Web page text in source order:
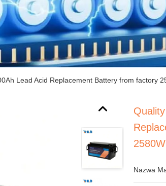
Lead Acid Replacement Battery from factory
Nazwa